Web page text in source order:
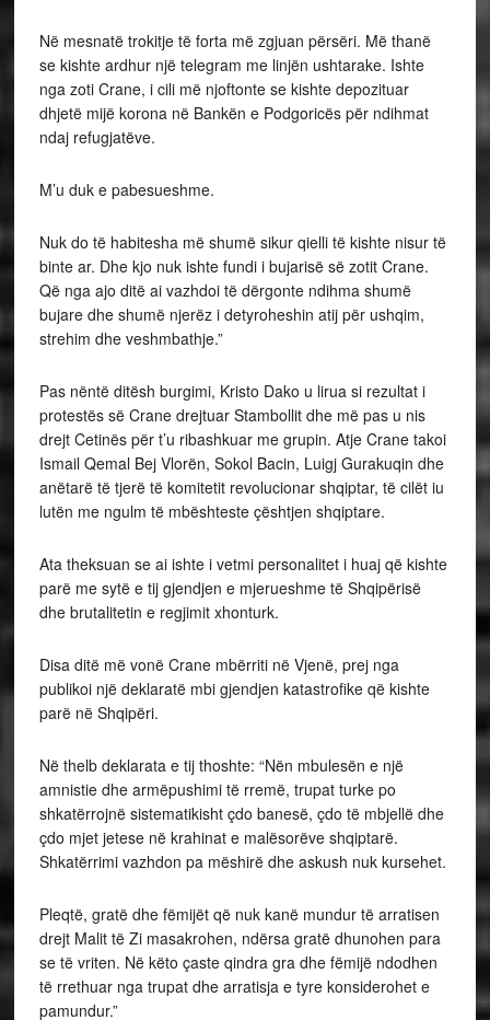
Në mesnatë trokitje të forta më zgjuan përsëri. Më thanë
se kishte ardhur një telegram me linjën ushtarake. Ishte
nga zoti Crane, i cili më njoftonte se kishte depozituar
dhjetë mijë korona në Bankën e Podgoricës për ndihmat
ndaj refugjatëve.
M’u duk e pabesueshme.
Nuk do të habitesha më shumë sikur qielli të kishte nisur të
binte ar. Dhe kjo nuk ishte fundi i bujarisë së zotit Crane.
Që nga ajo ditë ai vazhdoi të dërgonte ndihma shumë
bujare dhe shumë njerëz i detyroheshin atij për ushqim,
strehim dhe veshmbathje.”
Pas nëntë ditësh burgimi, Kristo Dako u lirua si rezultat i
protestës së Crane drejtuar Stambollit dhe më pas u nis
drejt Cetinës për t’u ribashkuar me grupin. Atje Crane takoi
Ismail Qemal Bej Vlorën, Sokol Bacin, Luigj Gurakuqin dhe
anëtarë të tjerë të komitetit revolucionar shqiptar, të cilët iu
lutën me ngulm të mbështeste çështjen shqiptare.
Ata theksuan se ai ishte i vetmi personalitet i huaj që kishte
parë me sytë e tij gjendjen e mjerueshme të Shqipërisë
dhe brutalitetin e regjimit xhonturk.
Disa ditë më vonë Crane mbërriti në Vjenë, prej nga
publikoi një deklaratë mbi gjendjen katastrofike që kishte
parë në Shqipëri.
Në thelb deklarata e tij thoshte: “Nën mbulesën e një
amnistie dhe armëpushimi të rremë, trupat turke po
shkatërrojnë sistematikisht çdo banesë, çdo të mbjellë dhe
çdo mjet jetese në krahinat e malësorëve shqiptarë.
Shkatërrimi vazhdon pa mëshirë dhe askush nuk kursehet.
Pleqtë, gratë dhe fëmijët që nuk kanë mundur të arratisen
drejt Malit të Zi masakrohen, ndërsa gratë dhunohen para
se të vriten. Në këto çaste qindra gra dhe fëmijë ndodhen
të rrethuar nga trupat dhe arratisja e tyre konsiderohet e
pamundur.”